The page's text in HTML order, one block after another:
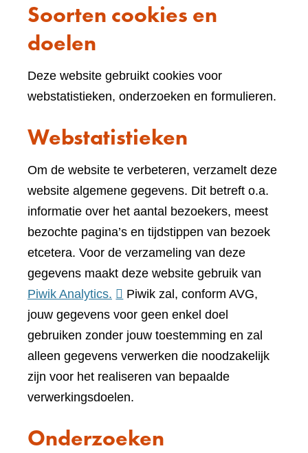
Soorten cookies en
doelen
Deze website gebruikt cookies voor
webstatistieken, onderzoeken en formulieren.
Webstatistieken
Om de website te verbeteren, verzamelt deze
website algemene gegevens. Dit betreft o.a.
informatie over het aantal bezoekers, meest
bezochte pagina’s en tijdstippen van bezoek
etcetera. Voor de verzameling van deze
gegevens maakt deze website gebruik van
Piwik Analytics. (verwijst
naar
een
andere
website)
Piwik zal, conform AVG,
jouw gegevens voor geen enkel doel
gebruiken zonder jouw toestemming en zal
alleen gegevens verwerken die noodzakelijk
zijn voor het realiseren van bepaalde
verwerkingsdoelen.
Onderzoeken